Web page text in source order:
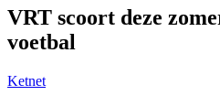
VRT scoort deze
voetbal
Ketnet